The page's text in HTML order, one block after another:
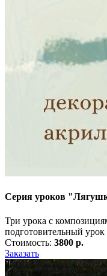
Серия уроков
Три урока с
подготовительный урок
Стоимость: 3800 р.
Заказать